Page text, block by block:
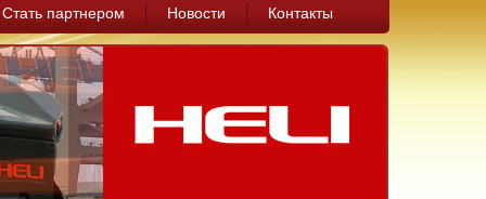
Стать партнером Новости Контакты